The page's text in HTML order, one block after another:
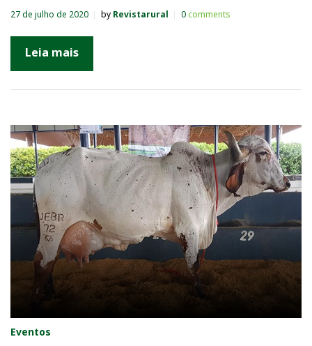
27 de julho de 2020 by Revistarural 0comments
Leia mais
Eventos